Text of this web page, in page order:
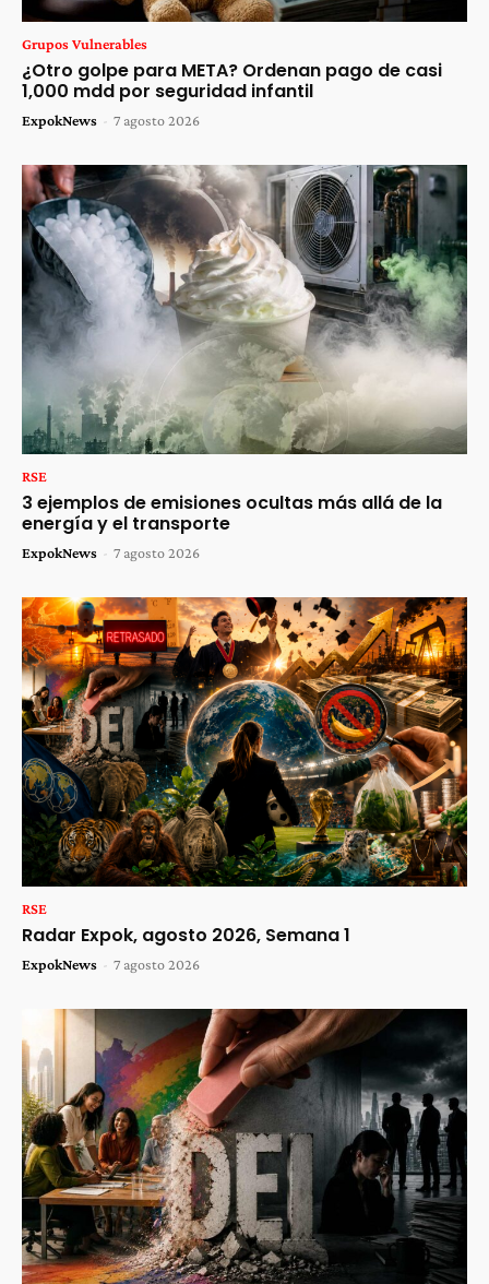
Grupos Vulnerables
¿Otro golpe para META? Ordenan pago de casi
1,000 mdd por seguridad infantil
ExpokNews - 7 agosto 2026
RSE
3 ejemplos de emisiones ocultas más allá de la
energía y el transporte
ExpokNews - 7 agosto 2026
RSE
Radar Expok, agosto 2026, Semana 1
ExpokNews - 7 agosto 2026